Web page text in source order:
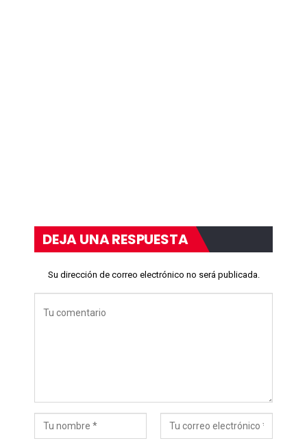
DEJA UNA RESPUESTA
Su dirección de correo electrónico no será publicada.